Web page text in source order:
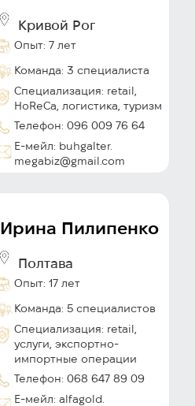
Кривой Рог
Опыт: 7 лет
Команда: 3 специалиста
Специализация: retail,
HoReCa, логистика, туризм
Телефон: 096 009 76 64
Е-мейл: buhgalter.
megabiz@gmail.com
Ирина Пилипенко
Полтава
Опыт: 17 лет
Команда: 5 специалистов
Специализация: retail,
услуги, экспортно-
импортные операции
Телефон: 068 647 89 09
Е-мейл: alfagold.